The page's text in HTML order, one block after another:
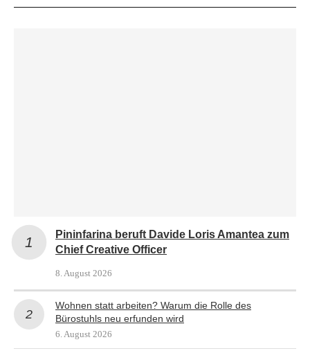
Pininfarina beruft Davide Loris Amantea zum
Chief Creative Officer
8. August 2026
Wohnen statt arbeiten? Warum die Rolle des
Bürostuhls neu erfunden wird
6. August 2026